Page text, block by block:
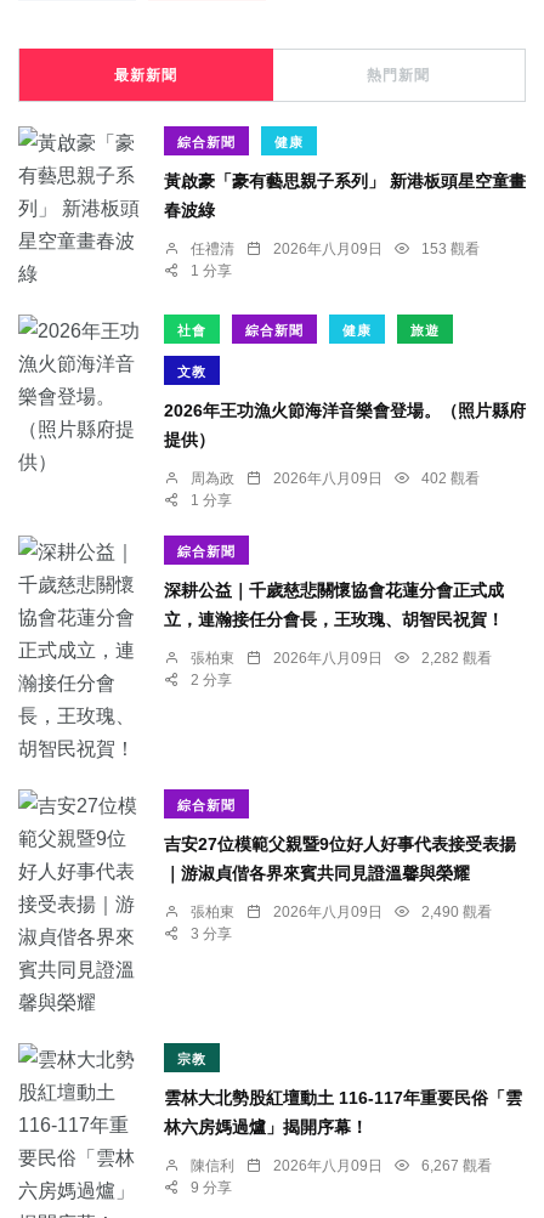
最新新聞 熱門新聞
綜合新聞 健康
黃啟豪「豪有藝思親子系列」 新港板頭星空童畫
春波綠
任禮清 2026年八月09日
153 觀看
1 分享
社會 綜合新聞 健康 旅遊
文教
2026年王功漁火節海洋音樂會登場。（照片縣府
提供）
周為政 2026年八月09日
402 觀看
1 分享
綜合新聞
深耕公益｜千歲慈悲關懷協會花蓮分會正式成
立，連瀚接任分會長，王玫瑰、胡智民祝賀！
張柏東 2026年八月09日
2,282 觀看
2 分享
綜合新聞
吉安27位模範父親暨9位好人好事代表接受表揚
｜游淑貞偕各界來賓共同見證溫馨與榮耀
張柏東 2026年八月09日
2,490 觀看
3 分享
宗教
雲林大北勢股紅壇動土 116-117年重要民俗「雲
林六房媽過爐」揭開序幕！
陳信利 2026年八月09日
6,267 觀看
9 分享